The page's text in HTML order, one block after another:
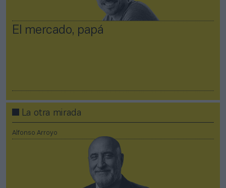
El mercado, papá
La otra mirada
Alfonso Arroyo